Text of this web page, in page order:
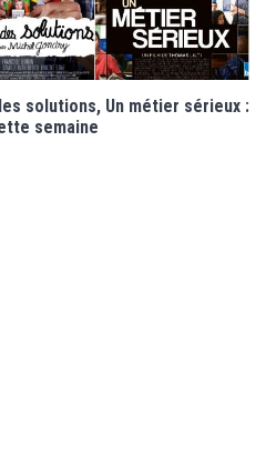
solutions, Un métier sérieux :
semaine